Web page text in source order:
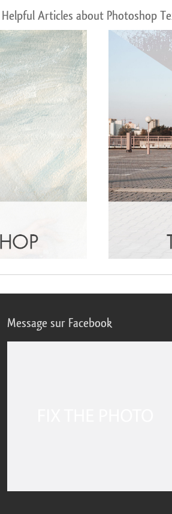
Helpful Articles about Photoshop
Message sur Facebook